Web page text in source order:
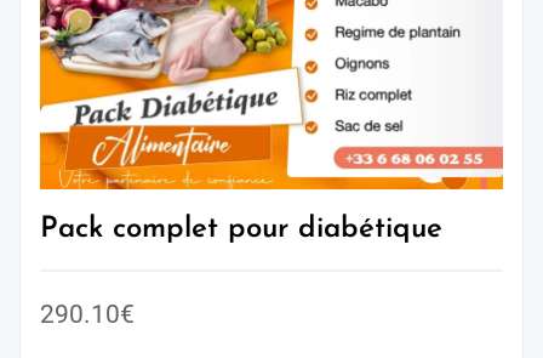
Pack complet pour diabétique
290.10€